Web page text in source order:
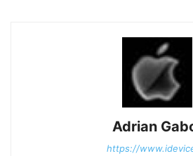
Adrian
https://